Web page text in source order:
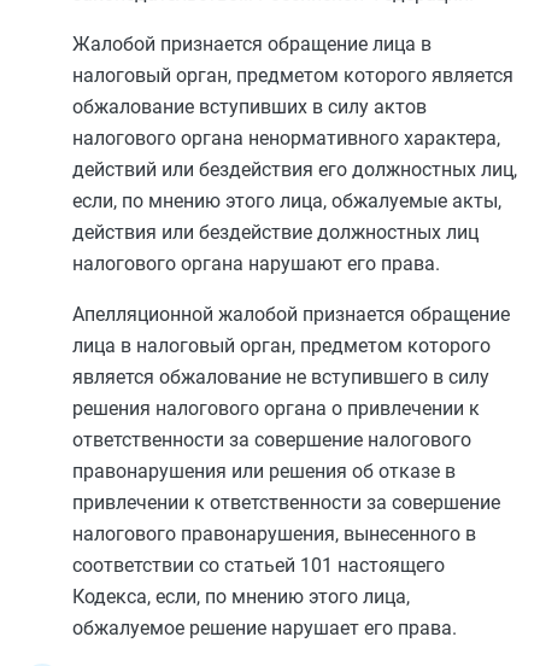
Жалобой признается обращение лица в
налоговый орган, предметом которого является
обжалование вступивших в силу актов
налогового органа ненормативного характера,
действий или бездействия его должностных лиц,
если, по мнению этого лица, обжалуемые акты,
действия или бездействие должностных лиц
налогового органа нарушают его права.
Апелляционной жалобой признается обращение
лица в налоговый орган, предметом которого
является обжалование не вступившего в силу
решения налогового органа о привлечении к
ответственности за совершение налогового
правонарушения или решения об отказе в
привлечении к ответственности за совершение
налогового правонарушения, вынесенного в
соответствии со статьей 101 настоящего
Кодекса, если, по мнению этого лица,
обжалуемое решение нарушает его права.